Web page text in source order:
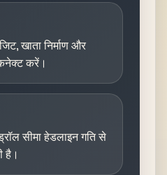
खाता निर्माण और
करें।
सीमा हेडलाइन गति से
है।